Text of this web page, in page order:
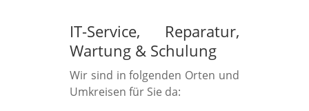
IT-Service, Reparatur,
Wartung &Schulung
Wir sind in folgenden Orten und
Umkreisen für Sie da: